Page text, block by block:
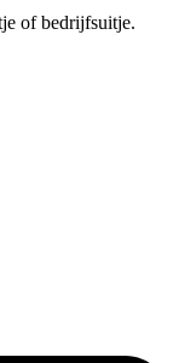
of bedrijfsuitje.